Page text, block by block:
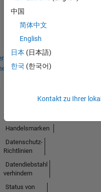
中国
简体中文
English
日本 (日本語)
한국 (한국어)
Kontakt zu Ihrer
Handelsmarken
Datenschutz-
Richtlinien
Datendiebstahl
verhindern
Status von